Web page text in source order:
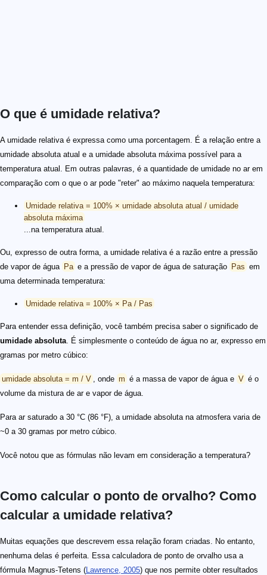
O que é umidade relativa?
A umidade relativa é expressa como uma porcentagem. É a relação entre a
umidade absoluta atual e a umidade absoluta máxima possível para a
temperatura atual. Em outras palavras, é a quantidade de umidade no ar em
comparação com o que o ar pode "reter" ao máximo naquela temperatura:
Umidade relativa = 100% × umidade absoluta atual / umidade
absoluta máxima
...na temperatura atual.
Ou, expresso de outra forma, a umidade relativa é a razão entre a pressão
de vapor de água Pa e a pressão de vapor de água de saturação Pas em
uma determinada temperatura:
Umidade relativa = 100% × Pa / Pas
Para entender essa definição, você também precisa saber o significado de
umidade absoluta . É simplesmente o conteúdo de água no ar, expresso em
gramas por metro cúbico:
umidade absoluta = m / V , onde m é a massa de vapor de água e V é o
volume da mistura de ar e vapor de água.
Para ar saturado a 30 °C (86 °F), a umidade absoluta na atmosfera varia de
~0 a 30 gramas por metro cúbico.
Você notou que as fórmulas não levam em consideração a temperatura?
Como calcular o ponto de orvalho? Como
calcular a umidade relativa?
Muitas equações que descrevem essa relação foram criadas. No entanto,
nenhuma delas é perfeita. Essa calculadora de ponto de orvalho usa a
fórmula Magnus-Tetens (Lawrence, 2005) que nos permite obter resultados